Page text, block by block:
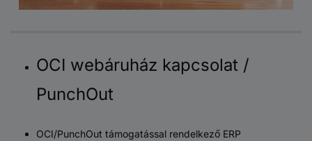
OCI webáruház kapcsolat /
PunchOut
OCI/PunchOut támogatással rendelkező ERP